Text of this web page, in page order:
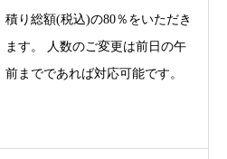
積り総額(税込)の80％をいただき
ます。 人数のご変更は前日の午
前までであれば対応可能です。